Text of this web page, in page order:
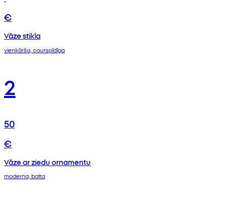
€
Vāze stikla
vienkārša, caurspīdīga
2
50
€
Vāze ar ziedu ornamentu
moderna, balta